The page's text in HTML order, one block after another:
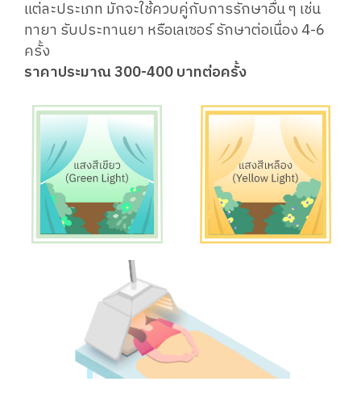
แต่ละประเภท มักจะใช้ควบคู่กับการรักษาอื่น ๆ เช่น
ทายา รับประทานยา หรือเลเซอร์ รักษาต่อเนื่อง 4-6
ครั้ง
ราคาประมาณ 300-400 บาทต่อครั้ง